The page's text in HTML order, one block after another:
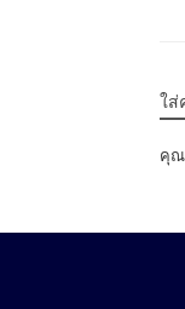
ใส่
คุณ